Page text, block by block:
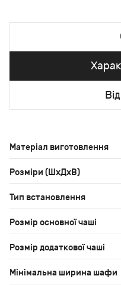
Матеріал виготовлення
Розміри (ШхДхВ)
Тип встановлення
Розмір основної чаші
Розмір додаткової чаші
Мінімальна ширина шафи